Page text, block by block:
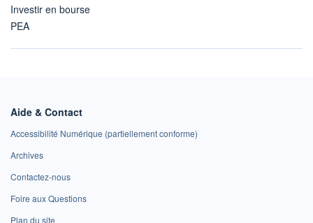
Investir en bourse
PEA
Aide & Contact
Accessibilité Numérique (partiellement conforme)
Archives
Contactez-nous
Foire aux Questions
Plan du site